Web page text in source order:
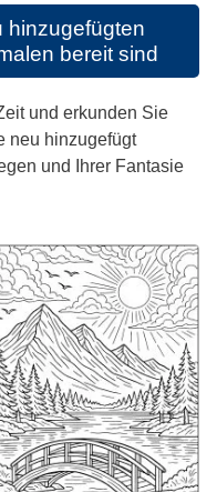
hinzugefügten
bereit sind
und erkunden Sie
neu hinzugefügt
und Ihrer Fantasie